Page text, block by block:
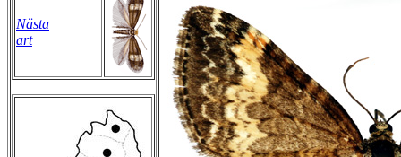
Nästa
art